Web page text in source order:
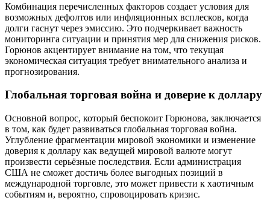
Комбинация перечисленных факторов создает условия для
возможных дефолтов или инфляционных всплесков, когда
долги гаснут через эмиссию. Это подчеркивает важность
мониторинга ситуации и принятия мер для снижения рисков.
Горюнов акцентирует внимание на том, что текущая
экономическая ситуация требует внимательного анализа и
прогнозирования.
Глобальная торговая война и доверие к доллару
Основной вопрос, который беспокоит Горюнова, заключается
в том, как будет развиваться глобальная торговая война.
Углубление фрагментации мировой экономики и изменение
доверия к доллару как ведущей мировой валюте могут
произвести серьёзные последствия. Если администрация
США не сможет достичь более выгодных позиций в
международной торговле, это может привести к хаотичным
событиям и, вероятно, спровоцировать кризис.